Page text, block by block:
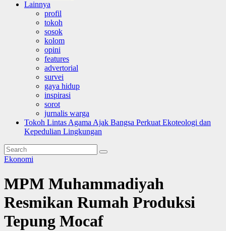
Lainnya
profil
tokoh
sosok
kolom
opini
features
advertorial
survei
gaya hidup
inspirasi
sorot
jurnalis warga
Tokoh Lintas Agama Ajak Bangsa Perkuat Ekoteologi dan
Kepedulian Lingkungan
Ekonomi
MPM Muhammadiyah
Resmikan Rumah Produksi
Tepung Mocaf